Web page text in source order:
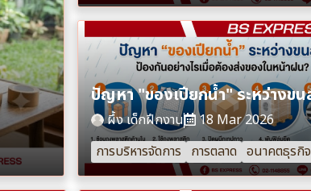
ผึ้ง เด็กฝึกงาน
18 Mar 2026
การบริหารจัดการ การตลาด อนาคตธุรกิจ